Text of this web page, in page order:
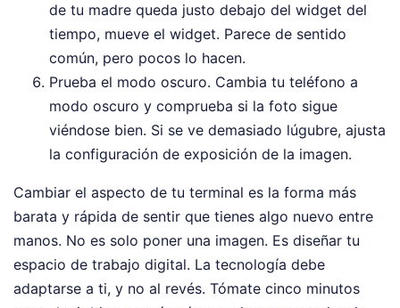
de tu madre queda justo debajo del widget del
tiempo, mueve el widget. Parece de sentido
común, pero pocos lo hacen.
Prueba el modo oscuro. Cambia tu teléfono a
modo oscuro y comprueba si la foto sigue
viéndose bien. Si se ve demasiado lúgubre, ajusta
la configuración de exposición de la imagen.
Cambiar el aspecto de tu terminal es la forma más
barata y rápida de sentir que tienes algo nuevo entre
manos. No es solo poner una imagen. Es diseñar tu
espacio de trabajo digital. La tecnología debe
adaptarse a ti, y no al revés. Tómate cinco minutos